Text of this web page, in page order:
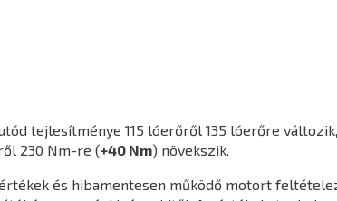
tejlesítménye 115 lóerőről 135 lóerőre
230 Nm-re (+40 Nm) növekszik.
és hibamentesen működő motort